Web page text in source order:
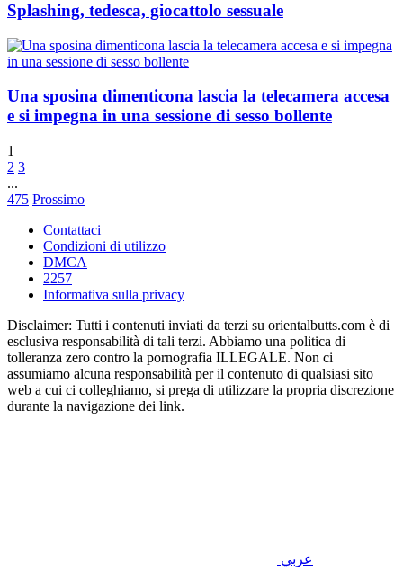
Splashing, tedesca, giocattolo sessuale
Una sposina dimenticona lascia la telecamera accesa
e si impegna in una sessione di sesso bollente
1
2 3
...
475 Prossimo
Contattaci
Condizioni di utilizzo
DMCA
2257
Informativa sulla privacy
Disclaimer: Tutti i contenuti inviati da terzi su orientalbutts.com è di
esclusiva responsabilità di tali terzi. Abbiamo una politica di
tolleranza zero contro la pornografia ILLEGALE. Non ci
assumiamo alcuna responsabilità per il contenuto di qualsiasi sito
web a cui ci colleghiamo, si prega di utilizzare la propria discrezione
durante la navigazione dei link.
عربي